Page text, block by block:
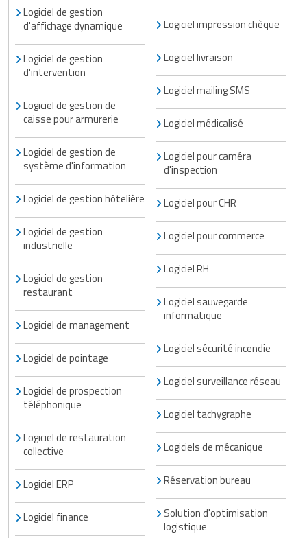
Table de cuisson professionnelle
Tables de préparation réfrigérées
Ustensile de cuisine
Vaisselle restaurant
Vitrines réfrigérées
Logiciel de gestion
d'affichage dynamique
Logiciel de gestion
d'intervention
Logiciel de gestion de
caisse pour armurerie
Logiciel de gestion de
système d'information
Logiciel de gestion hôtelière
Logiciel de gestion
industrielle
Logiciel de gestion
restaurant
Logiciel de management
Logiciel de pointage
Logiciel de prospection
téléphonique
Logiciel de restauration
collective
Logiciel ERP
Logiciel finance
Logiciel impression chèque
Logiciel livraison
Logiciel mailing SMS
Logiciel médicalisé
Logiciel pour caméra
d'inspection
Logiciel pour CHR
Logiciel pour commerce
Logiciel RH
Logiciel sauvegarde
informatique
Logiciel sécurité incendie
Logiciel surveillance réseau
Logiciel tachygraphe
Logiciels de mécanique
Réservation bureau
Solution d'optimisation
logistique